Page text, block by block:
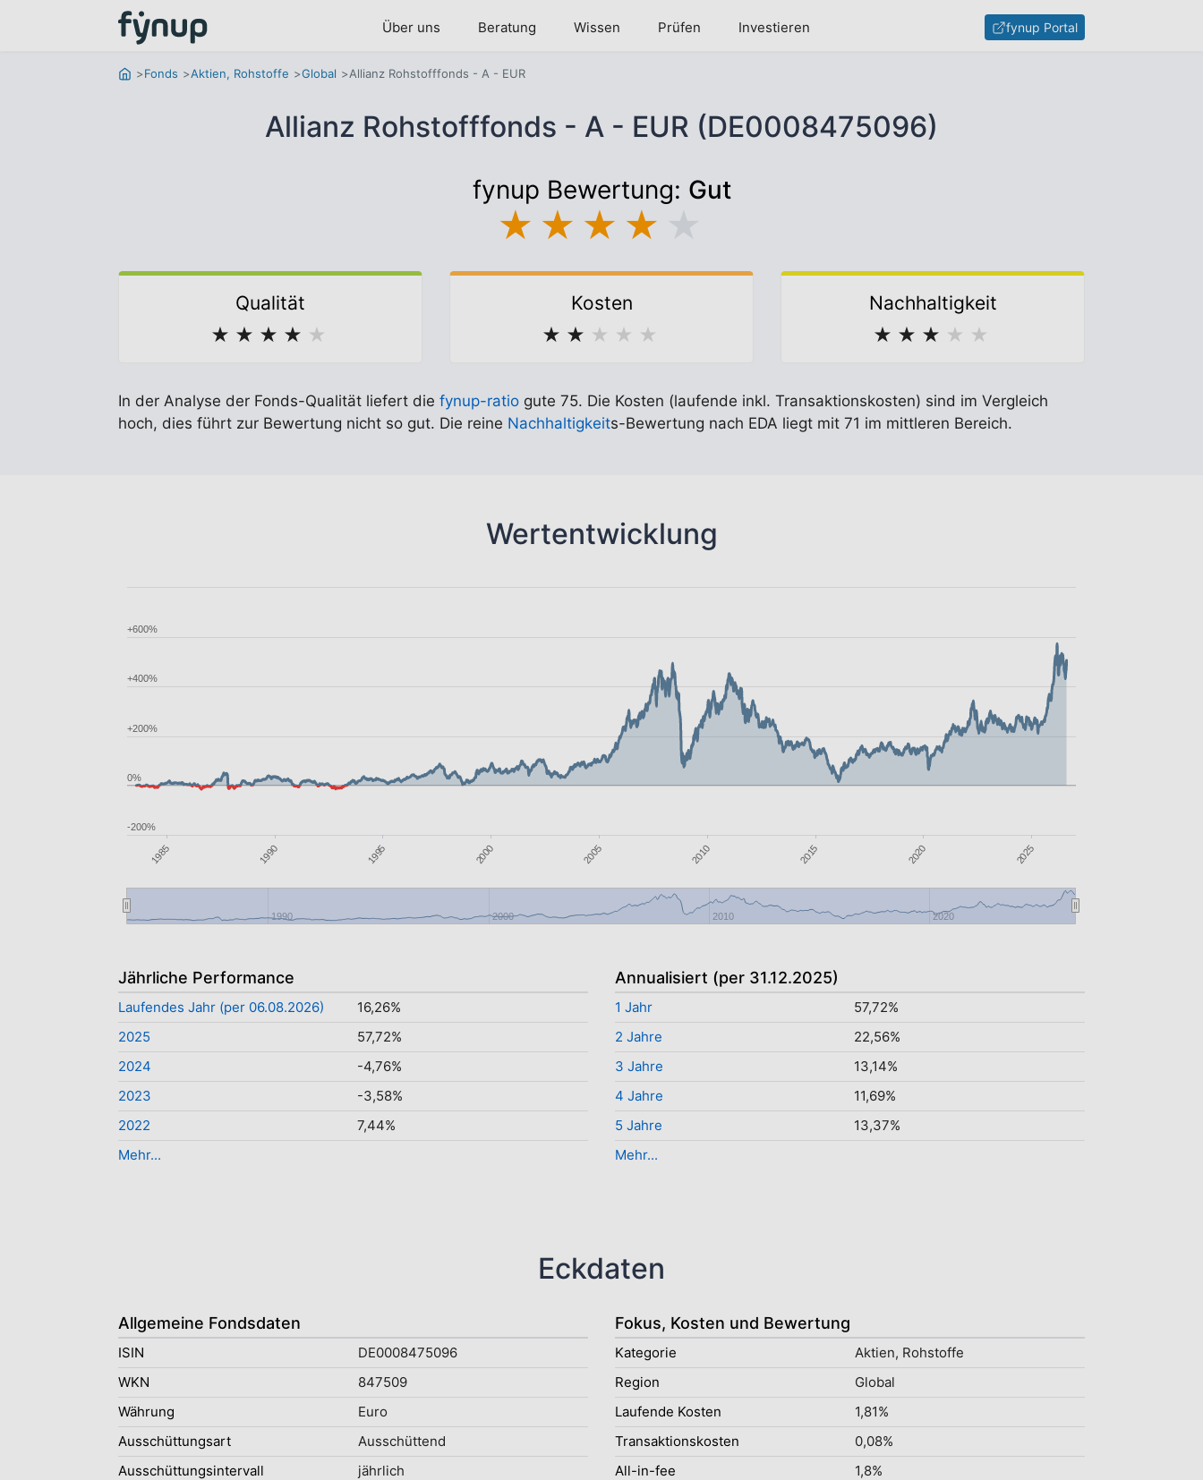
Über uns Beratung Wissen Prüfen Investieren fynup Portal
Fonds Aktien, Rohstoffe Global Allianz Rohstofffonds - A - EUR
Allianz Rohstofffonds - A - EUR (DE0008475096)
fynup Bewertung: Gut
★ ★ ★ ★
Qualität
★ ★ ★ ★ ★
Kosten
★ ★ ★ ★ ★
Nachhaltigkeit
★ ★ ★ ★ ★
In der Analyse der Fonds-Qualität liefert die fynup-ratio gute 75. Die Kosten (laufende inkl. Transaktionskosten) sind im Vergleich
hoch, dies führt zur Bewertung nicht so gut. Die reine Nachhaltigkeits-Bewertung nach EDA liegt mit 71 im mittleren Bereich.
Wertentwicklung
1985 1990 1995 2000 2005 2010 2015 2020 2025
1990 2000 2010 2020
-200%
0%
+200%
+400%
+600%
Jährliche Performance
Laufendes Jahr (per 06.08.2026)
16,26%
2025
57,72%
2024
-4,76%
2023
-3,58%
2022
7,44%
Mehr...
Annualisiert (per 31.12.2025)
1 Jahr
57,72%
2 Jahre
22,56%
3 Jahre
13,14%
4 Jahre
11,69%
5 Jahre
13,37%
Mehr...
Eckdaten
Allgemeine Fondsdaten
ISIN
DE0008475096
WKN
847509
Währung
Euro
Ausschüttungsart
Ausschüttend
Ausschüttungsintervall
jährlich
Fokus, Kosten und Bewertung
Kategorie
Aktien, Rohstoffe
Region
Global
Laufende Kosten
1,81%
Transaktionskosten
0,08%
All-in-fee
1,8%